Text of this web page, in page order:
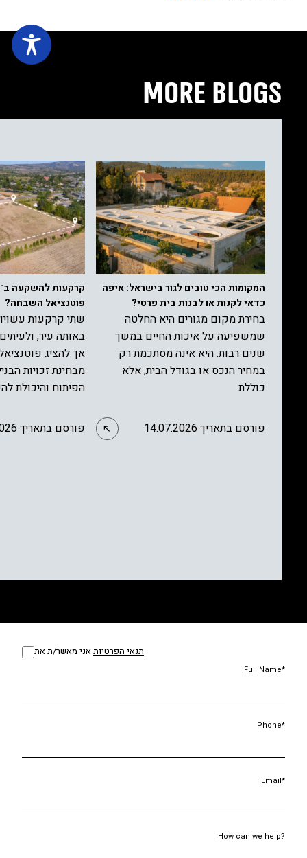
MORE BLOGS
המקומות הכי טובים לגור בישראל: איפה
כדאי לקנות או לבנות בית פרטי?
בחירת מקום מגורים היא החלטה
שמשפיעה על איכות החיים במשך
שנים רבות. היא אינה מסתכמת רק
במחיר הנכס או בגודל הבית, אלא
כוללת
פורסם בתאריך 14.07.2026
פוטנציאל השבחה?
שתי קרקעות
באותה עיר,
אך להציג
מבחינת זכויות
הפיתוח והיכולת
פורסם בתאריך 30.06.2026
תנאי הפרטיות
Full Name*
Phone*
Email*
How can we help?